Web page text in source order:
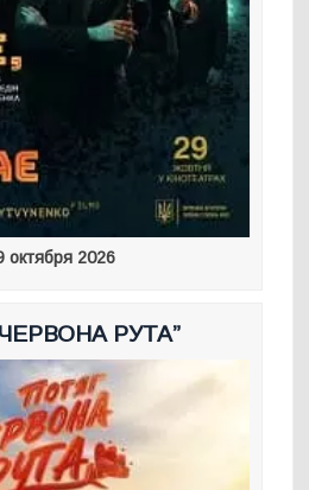
октября 2026
РУТА”